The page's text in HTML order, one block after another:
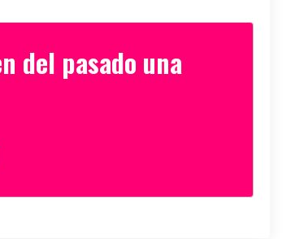
del pasado una